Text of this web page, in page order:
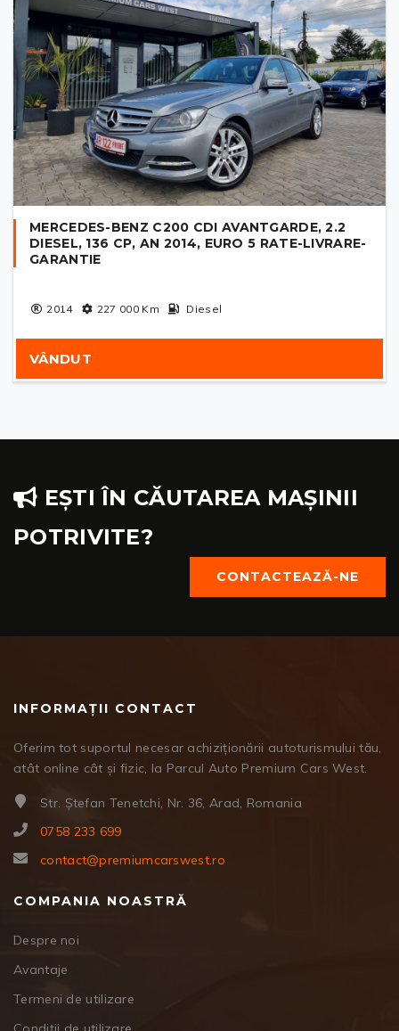
MERCEDES-BENZ C200 CDI AVANTGARDE, 2.2
DIESEL, 136 CP, AN 2014, EURO 5 RATE-LIVRARE-
GARANTIE
2014 227 000Km Diesel
VÂNDUT
EȘTI ÎN CĂUTAREA MAȘINII
POTRIVITE?
CONTACTEAZĂ-NE
INFORMAȚII CONTACT
Oferim tot suportul necesar achiziționării autoturismului tău,
atât online cât și fizic, la Parcul Auto Premium Cars West.
Str. Ștefan Tenetchi, Nr. 36, Arad, Romania
0758 233 699
contact@premiumcarswest.ro
COMPANIA NOASTRĂ
Despre noi
Avantaje
Termeni de utilizare